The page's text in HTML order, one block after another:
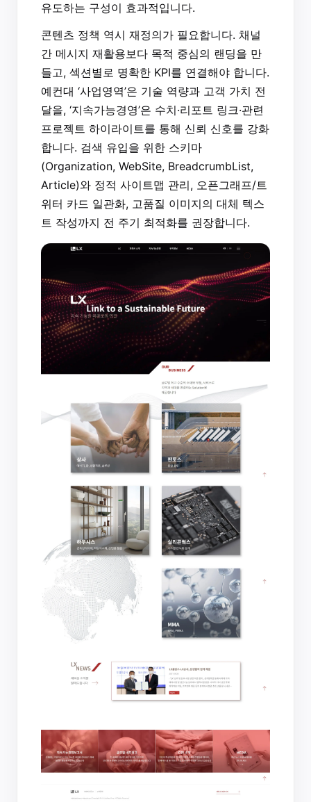
유도하는 구성이 효과적입니다.
콘텐츠 정책 역시 재정의가 필요합니다. 채널
간 메시지 재활용보다 목적 중심의 랜딩을 만
들고, 섹션별로 명확한 KPI를 연결해야 합니다.
예컨대 ‘사업영역’은 기술 역량과 고객 가치 전
달을, ‘지속가능경영’은 수치·리포트 링크·관련
프로젝트 하이라이트를 통해 신뢰 신호를 강화
합니다. 검색 유입을 위한 스키마
(Organization, WebSite, BreadcrumbList,
Article)와 정적 사이트맵 관리, 오픈그래프/트
위터 카드 일관화, 고품질 이미지의 대체 텍스
트 작성까지 전 주기 최적화를 권장합니다.